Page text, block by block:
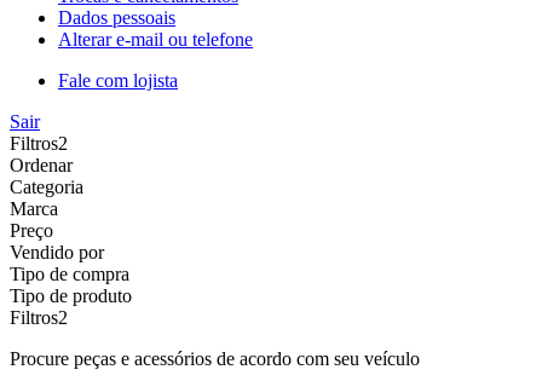
Dados pessoais
Alterar e-mail ou telefone
Fale com lojista
Sair
Filtros2
Ordenar
Categoria
Marca
Preço
Vendido por
Tipo de compra
Tipo de produto
Filtros2
Procure peças e acessórios de acordo com seu veículo